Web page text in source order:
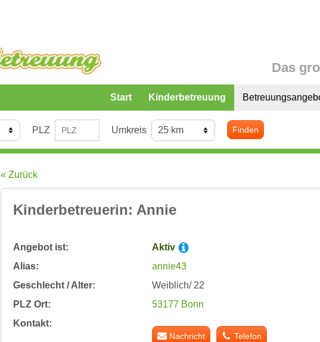
Das
Start Kinderbetreuung
PLZ Umkreis Finden
« Zurück
Kinderbetreuerin: Annie
Angebot ist:
Aktiv
Alias:
annie43
Geschlecht / Alter:
Weiblich/ 22
PLZ Ort:
53177 Bonn
Kontakt:
Nachricht Telefon